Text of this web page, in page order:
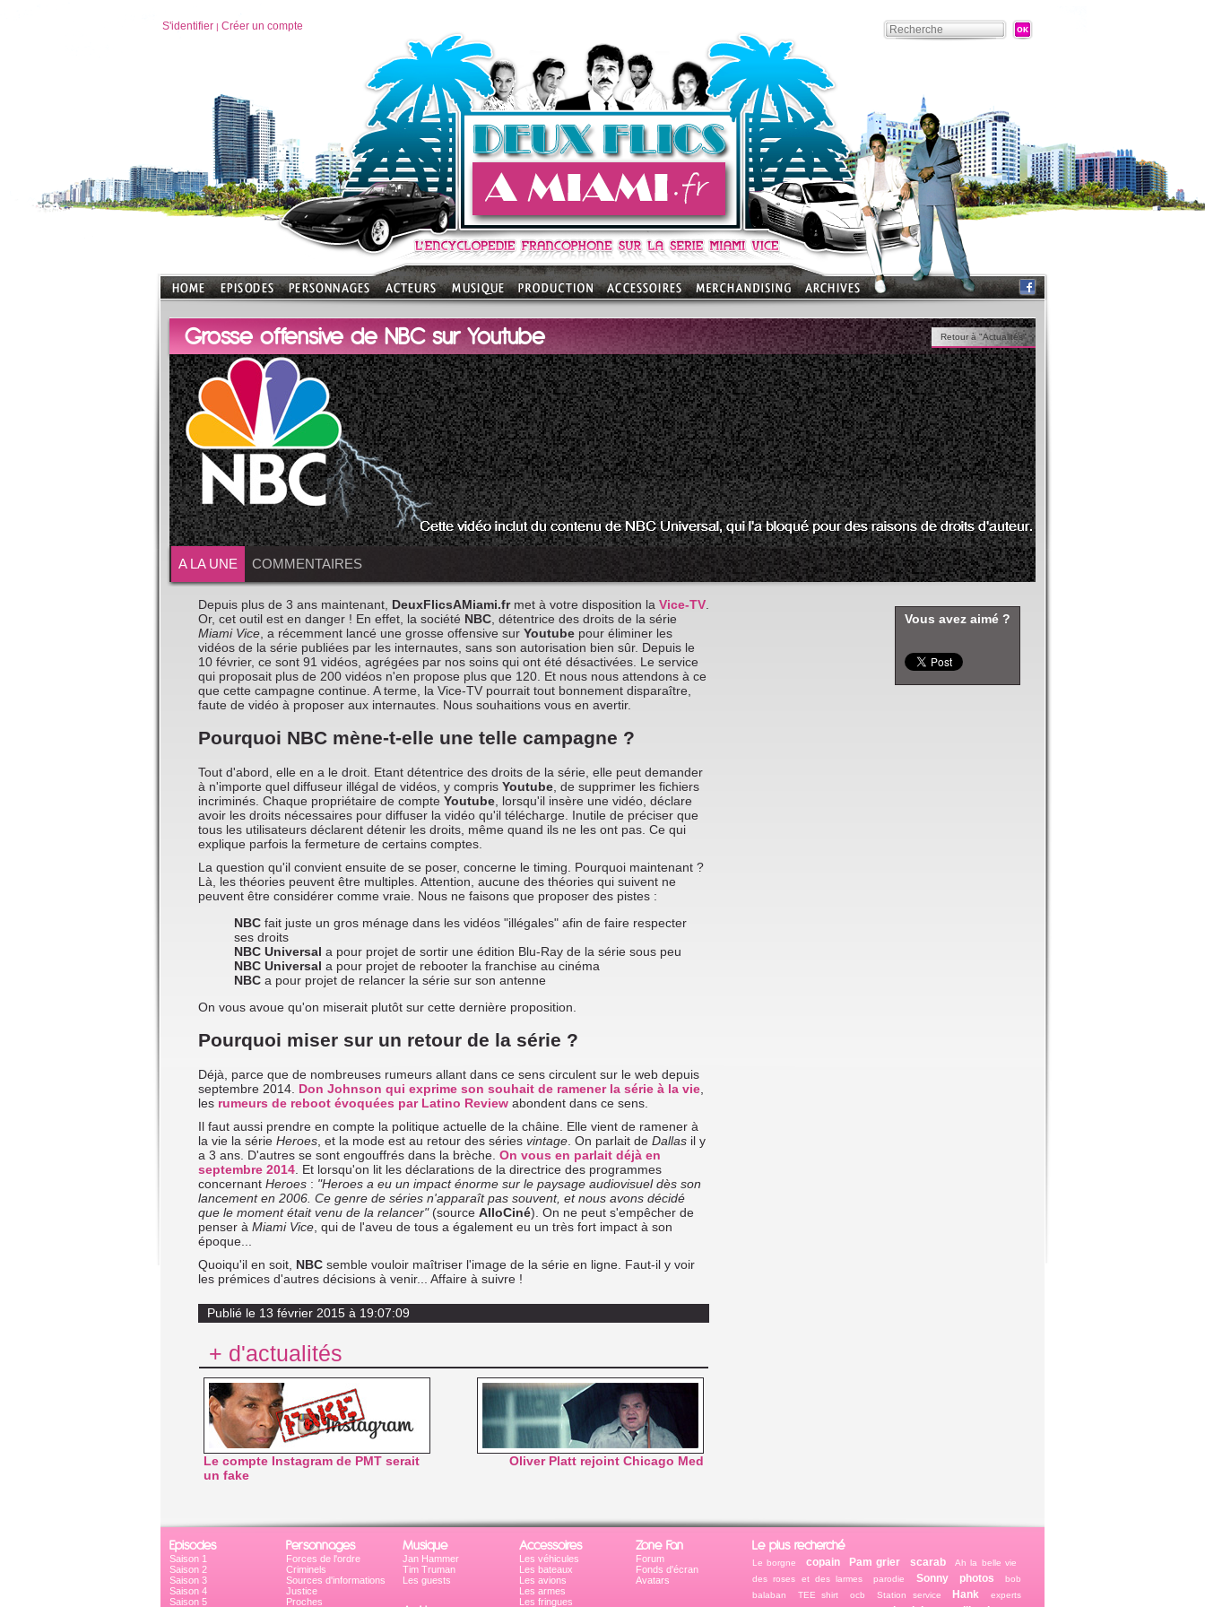
S'identifier | Créer un compte
Grosse offensive de NBC sur Youtube Retour à "Actualités"
A LA UNE COMMENTAIRES
Depuis plus de 3 ans maintenant, DeuxFlicsAMiami.frmet à votre disposition la Vice-TV
Or, cet outil est en danger ! En effet, la société NBC , détentrice des droits de la série
Miami Vice , a récemment lancé une grosse offensive sur Youtube pour éliminer les
vidéos de la série publiées par les internautes, sans son autorisation bien sûr. Depuis le
10 février, ce sont 91 vidéos, agrégées par nos soins qui ont été désactivées. Le service
qui proposait plus de 200 vidéos n'en propose plus que 120. Et nous nous attendons à ce
que cette campagne continue. A terme, la Vice-TV pourrait tout bonnement disparaître,
faute de vidéo à proposer aux internautes. Nous souhaitions vous en avertir.
Pourquoi NBC mène-t-elle une telle campagne ?
Tout d'abord, elle en a le droit. Etant détentrice des droits de la série, elle peut demander
à n'importe quel diffuseur illégal de vidéos, y compris Youtube , de supprimer les fichiers
incriminés. Chaque propriétaire de compte Youtube , lorsqu'il insère une vidéo, déclare
avoir les droits nécessaires pour diffuser la vidéo qu'il télécharge. Inutile de préciser que
tous les utilisateurs déclarent détenir les droits, même quand ils ne les ont pas. Ce qui
explique parfois la fermeture de certains comptes.
La question qu'il convient ensuite de se poser, concerne le timing. Pourquoi maintenant ?
Là, les théories peuvent être multiples. Attention, aucune des théories qui suivent ne
peuvent être considérer comme vraie. Nous ne faisons que proposer des pistes :
NBC fait juste un gros ménage dans les vidéos "illégales" afin de faire respecter
ses droits
NBC Universal a pour projet de sortir une édition Blu-Ray de la série sous peu
NBC Universal a pour projet de rebooter la franchise au cinéma
NBC a pour projet de relancer la série sur son antenne
On vous avoue qu'on miserait plutôt sur cette dernière proposition.
Pourquoi miser sur un retour de la série ?
Déjà, parce que de nombreuses rumeurs allant dans ce sens circulent sur le web depuis
septembre 2014. Don Johnson qui exprime son souhait de ramener la série à la vie
les rumeurs de reboot évoquées par Latino Review abondent dans ce sens.
Il faut aussi prendre en compte la politique actuelle de la châine. Elle vient de ramener à
la vie la série Heroes , et la mode est au retour des séries vintage . On parlait de Dallas il y
a 3 ans. D'autres se sont engouffrés dans la brèche. On vous en parlait déjà en
septembre 2014 . Et lorsqu'on lit les déclarations de la directrice des programmes
concernant Heroes : "Heroes a eu un impact énorme sur le paysage audiovisuel dès son
lancement en 2006. Ce genre de séries n'apparaît pas souvent, et nous avons décidé
que le moment était venu de la relancer"(source AlloCiné). On ne peut s'empêcher de
penser à Miami Vice , qui de l'aveu de tous a également eu un très fort impact à son
époque...
Quoiqu'il en soit, NBC semble vouloir maîtriser l'image de la série en ligne. Faut-il y voir
les prémices d'autres décisions à venir... Affaire à suivre !
Publié le 13 février 2015 à 19:07:09
+ d'actualités
Le compte Instagram de PMT serait
un fake
Oliver Platt rejoint Chicago Med
Vous avez aimé ?
Episodes
Saison 1
Saison 2
Saison 3
Saison 4
Saison 5
Personnages
Forces de l'ordre
Criminels
Sources d'informations
Justice
Proches
Musique
Jan Hammer
Tim Truman
Les guests
Accessoires
Les véhicules
Les bateaux
Les avions
Les armes
Les fringues
Zone Fan
Forum
Fonds d'écran
Avatars
Le plus recherché
Le borgne copain Pam grier scarab
Ah la belle vie
des roses et des larmes
parodie Sonny photos
bob
balaban
TEE shirt ocb Station service Hank
experts